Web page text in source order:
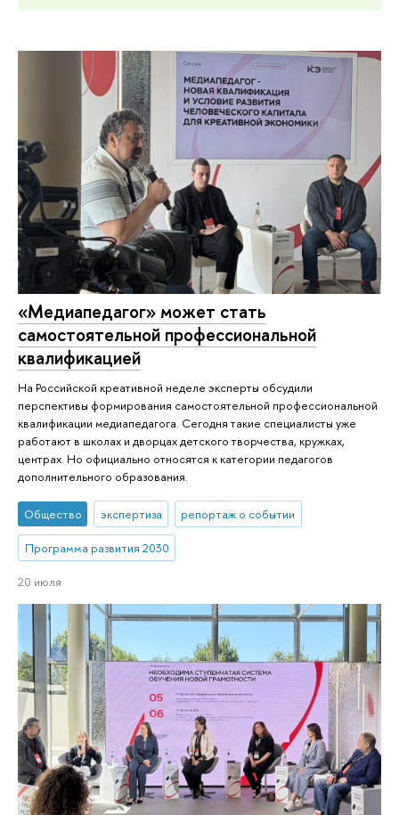
«Медиапедагог» может стать
самостоятельной профессиональной
квалификацией
На Российской креативной неделе эксперты обсудили
перспективы формирования самостоятельной профессиональной
квалификации медиапедагога. Сегодня такие специалисты уже
работают в школах и дворцах детского творчества, кружках,
центрах. Но официально относятся к категории педагогов
дополнительного образования.
Общество экспертиза репортаж о событии
Программа развития 2030
20 июля